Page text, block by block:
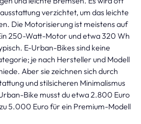
verzichtet, um das leichte
Die Motorisierung ist meistens auf
250-Watt-Motor und etwa 320 Wh
E-Urban-Bikes sind keine
je nach Hersteller und Modell
Aber sie zeichnen sich durch
und stilsicheren Minimalismus
Bike musst du etwa 2.800 Euro
5.000 Euro für ein Premium-Modell